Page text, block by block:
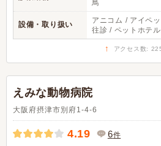
鳥
設備・取り扱い
アニコム / アイペ
往診 / ペットホテル
↑ アクセス数:
えみな動物病院
大阪府摂津市別府1-4-6
4.19 6件